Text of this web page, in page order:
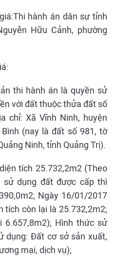
hành án dân sự tỉnh
Hữu Cảnh, phường
thi hành án là quyền sử
với đất thuộc thửa đất số
chỉ: Xã Vĩnh Ninh, huyện
(nay là đất số 981, tờ
Ninh, tỉnh Quảng Trị).
tích 25.732,2m2 (Theo
sử dụng đất được cấp thì
Ngày 16/01/2017
tích còn lại là 25.732,2m2;
6.657,8m2); Hình thức sử
dụng: Đất cơ sở sản xuất,
mại, dịch vụ);